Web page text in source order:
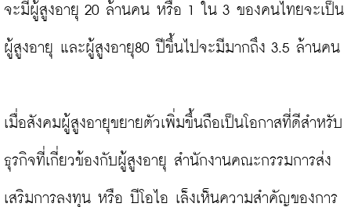
จะมีผู้สูงอายุ 20 ล้านคน หรือ 1 ใน 3 ของคนไทยจะเป็น
ผู้สูงอายุ และผู้สูงอายุ80 ปีขึ้นไปจะมีมากถึง 3.5 ล้านคน
เมื่อสังคมผู้สูงอายุขยายตัวเพิ่มขึ้นถือเป็นโอกาสที่ดีสำหรับ
ธุรกิจที่เกี่ยวข้องกับผู้สูงอายุ สำนักงานคณะกรรมการส่ง
เสริมการลงทุน หรือ บีโอไอ เล็งเห็นความสำคัญของการ